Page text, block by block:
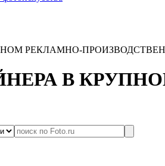
РЕКЛАМНО-
В